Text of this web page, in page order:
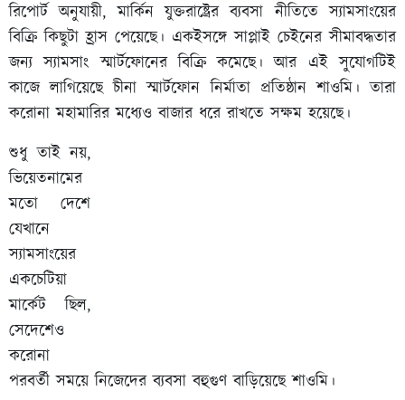
রিপোর্ট অনুযায়ী, মার্কিন যুক্তরাষ্ট্রের ব্যবসা নীতিতে স্যামসাংয়ের
বিক্রি কিছুটা হ্রাস পেয়েছে। একইসঙ্গে সাপ্লাই চেইনের সীমাবদ্ধতার
জন্য স্যামসাং স্মার্টফোনের বিক্রি কমেছে। আর এই সুযোগটিই
কাজে লাগিয়েছে চীনা স্মার্টফোন নির্মাতা প্রতিষ্ঠান শাওমি। তারা
করোনা মহামারির মধ্যেও বাজার ধরে রাখতে সক্ষম হয়েছে।
শুধু তাই নয়,
ভিয়েতনামের
মতো দেশে
যেখানে
স্যামসাংয়ের
একচেটিয়া
মার্কেট ছিল,
সেদেশেও
করোনা
পরবর্তী সময়ে নিজেদের ব্যবসা বহুগুণ বাড়িয়েছে শাওমি।